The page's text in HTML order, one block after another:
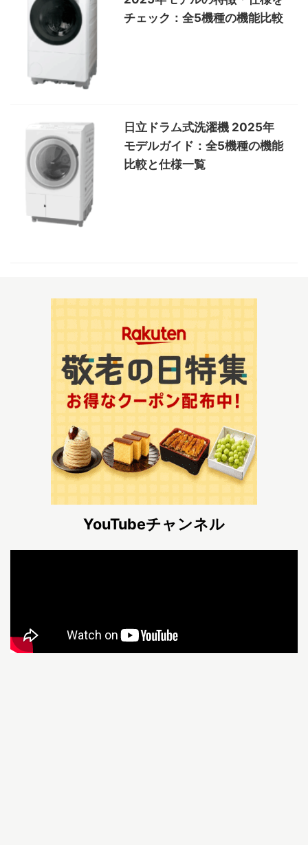
チェック：全5機種の機能比較
日立ドラム式洗濯機 2025年
モデルガイド：全5機種の機能
比較と仕様一覧
YouTubeチャンネル